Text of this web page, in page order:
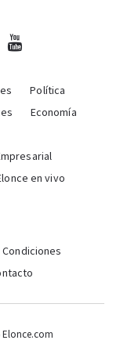
Política
Economía
en vivo
Elonce.com